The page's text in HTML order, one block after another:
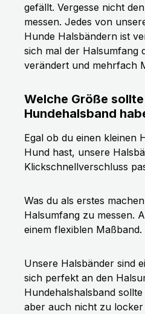
gefällt. Vergesse nicht
messen. Jedes von
Hunde Halsbändern ist
sich mal der Halsumfang
verändert und mehrfach
Welche Größe
Hundehalsband
Egal ob du einen kleinen
Hund hast, unsere
Klickschnellverschluss
Was du als erstes
Halsumfang zu messen.
einem flexiblen Maßband.
Unsere Halsbänder sind
sich perfekt an den
Hundehalshalsband
aber auch nicht zu